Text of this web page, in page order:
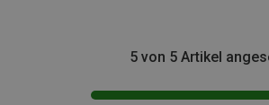
5 von 5 Artikel